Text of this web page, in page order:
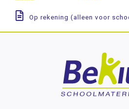
Op rekening (alleen voor